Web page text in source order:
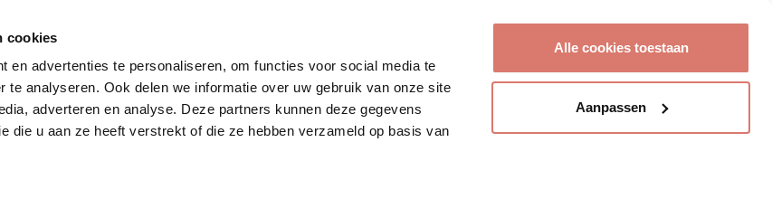
cookies
en advertenties te personaliseren, om functies voor social media te
te analyseren. Ook delen we informatie over uw gebruik van onze site
adverteren en analyse. Deze partners kunnen deze gegevens
die u aan ze heeft verstrekt of die ze hebben verzameld op basis van
Alle cookies toestaan
Aanpassen
Hoe werkt het?